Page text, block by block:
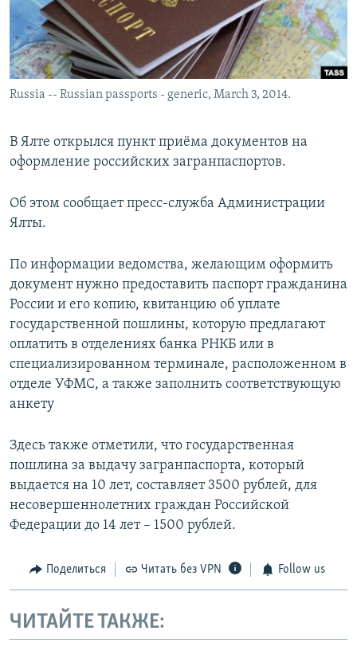
ПОБЕДИТЕЛЕЙ НЕ СУДЯТ?
КРЫМ.НЕПОКОРЕННЫЙ
ELIFBE
УКРАИНСКАЯ ПРОБЛЕМА КРЫМА
ПРИСОЕДИНЯЙТЕСЬ!
Russia -- Russian passports - generic, March 3, 2014.
В Ялте открылся пункт приёма документов на
оформление российских загранпаспортов.
Об этом сообщает пресс-служба Администрации
Ялты.
По информации ведомства, желающим оформить
документ нужно предоставить паспорт гражданина
России и его копию, квитанцию об уплате
государственной пошлины, которую предлагают
оплатить в отделениях банка РНКБ или в
специализированном терминале, расположенном в
отделе УФМС, а также заполнить соответствующую
анкету
Здесь также отметили, что государственная
пошлина за выдачу загранпаспорта, который
выдается на 10 лет, составляет 3500 рублей, для
несовершеннолетних граждан Российской
Федерации до 14 лет – 1500 рублей.
Поделиться Читать без VPN Follow us
ЧИТАЙТЕ ТАКЖЕ: